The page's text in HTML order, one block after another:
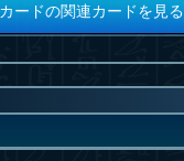
ードの関連カードを見る